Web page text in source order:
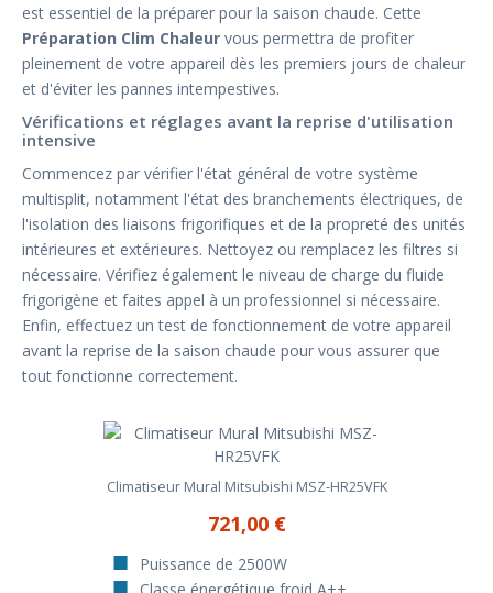
est essentiel de la préparer pour la saison chaude. Cette
Préparation Clim Chaleur vous permettra de profiter
pleinement de votre appareil dès les premiers jours de chaleur
et d'éviter les pannes intempestives.
Vérifications et réglages avant la reprise d'utilisation
intensive
Commencez par vérifier l'état général de votre système
multisplit, notamment l'état des branchements électriques, de
l'isolation des liaisons frigorifiques et de la propreté des unités
intérieures et extérieures. Nettoyez ou remplacez les filtres si
nécessaire. Vérifiez également le niveau de charge du fluide
frigorigène et faites appel à un professionnel si nécessaire.
Enfin, effectuez un test de fonctionnement de votre appareil
avant la reprise de la saison chaude pour vous assurer que
tout fonctionne correctement.
Climatiseur Mural Mitsubishi MSZ-HR25VFK
721,00 €
Puissance de 2500W
Classe énergétique froid A++